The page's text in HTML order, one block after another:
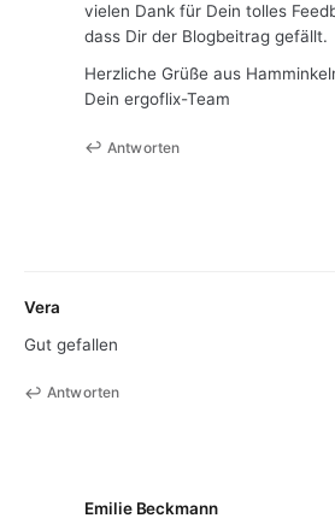
vielen Dank für Dein tolles
dass Dir der Blogbeitrag gefällt.
Herzliche Grüße aus
Dein ergoflix-Team
Antworten
Vera
Gut gefallen
Antworten
Emilie Beckmann